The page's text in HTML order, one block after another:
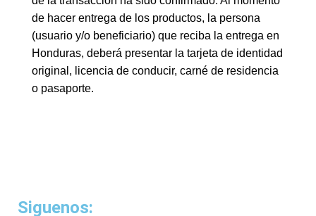
de hacer entrega de los productos, la persona
(usuario y/o beneficiario) que reciba la entrega en
Honduras, deberá presentar la tarjeta de identidad
original, licencia de conducir, carné de residencia
o pasaporte.
Siguenos: